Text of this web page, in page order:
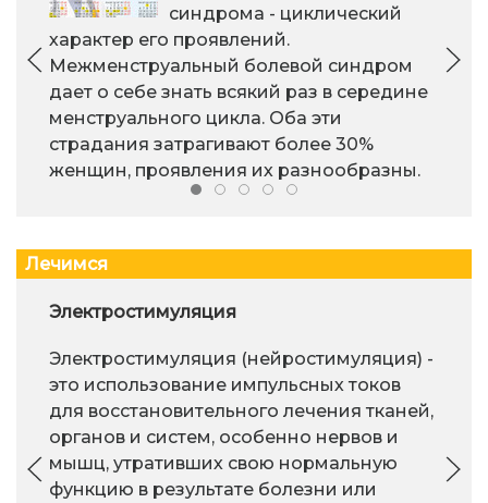
синдрома - циклический
характер его проявлений.
Межменструальный болевой синдром
дает о себе знать всякий раз в середине
менструального цикла. Оба эти
страдания затрагивают более 30%
женщин, проявления их разнообразны.
Лечимся
Электростимуляция
Электростимуляция (нейростимуляция) -
это использование импульсных токов
для восстановительного лечения тканей,
органов и систем, особенно нервов и
мышц, утративших свою нормальную
функцию в результате болезни или